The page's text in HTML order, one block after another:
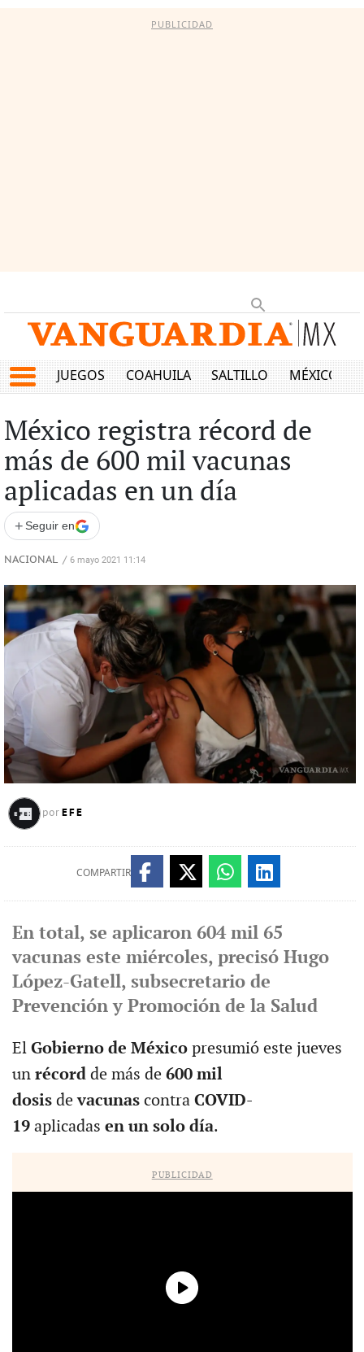
PUBLICIDAD
JUEGOS COAHUILA SALTILLO MÉXICO
México registra récord de
más de 600 mil vacunas
aplicadas en un día
+ Seguir en
NACIONAL / 6 mayo 2021 11:14
por EFE
COMPARTIR
En total, se aplicaron 604 mil 65
vacunas este miércoles, precisó Hugo
López-Gatell, subsecretario de
Prevención y Promoción de la Salud
El Gobierno de Méxicopresumió este jueves
un récordde más de 600 mil
dosisdevacunascontra COVID-
19 aplicadas en un solo día.
PUBLICIDAD